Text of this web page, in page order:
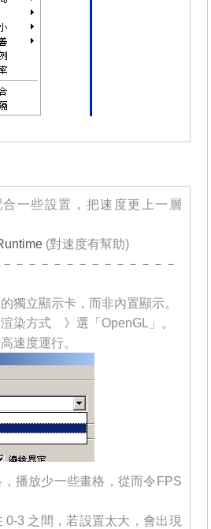
合一些設置，把速度更上一層
(對速度有幫助)
－－－－－－－－－－－－－
獨立顯示卡，而非內置顯示。
染方式 》選「OpenGL」。
速度運行。
播放少一些畫格，從而令FPS
0-3 之間，若設置太大，會出現